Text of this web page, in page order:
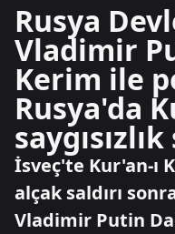
Rusya
Vladimir
Kerim ile
Rusya'da
İsveç'te Kur'an-ı
alçak saldırı
Vladimir Putin